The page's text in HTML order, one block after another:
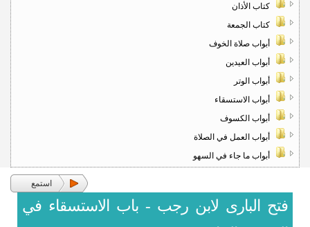
كتاب الأذان
كتاب الجمعة
أبواب صلاة الخوف
أبواب العيدين
أبواب الوتر
أبواب الاستسقاء
أبواب الكسوف
أبواب العمل في الصلاة
أبواب ما جاء في السهو
استمع
فتح البارى لابن رجب - باب الاستسقاء في